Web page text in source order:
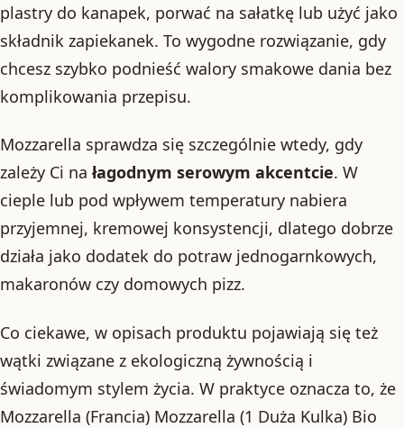
plastry do kanapek, porwać na sałatkę lub użyć jako
składnik zapiekanek. To wygodne rozwiązanie, gdy
chcesz szybko podnieść walory smakowe dania bez
komplikowania przepisu.
Mozzarella sprawdza się szczególnie wtedy, gdy
zależy Ci na łagodnym serowym akcentcie. W
cieple lub pod wpływem temperatury nabiera
przyjemnej, kremowej konsystencji, dlatego dobrze
działa jako dodatek do potraw jednogarnkowych,
makaronów czy domowych pizz.
Co ciekawe, w opisach produktu pojawiają się też
wątki związane z ekologiczną żywnością i
świadomym stylem życia. W praktyce oznacza to, że
Mozzarella (Francia) Mozzarella (1 Duża Kulka) Bio